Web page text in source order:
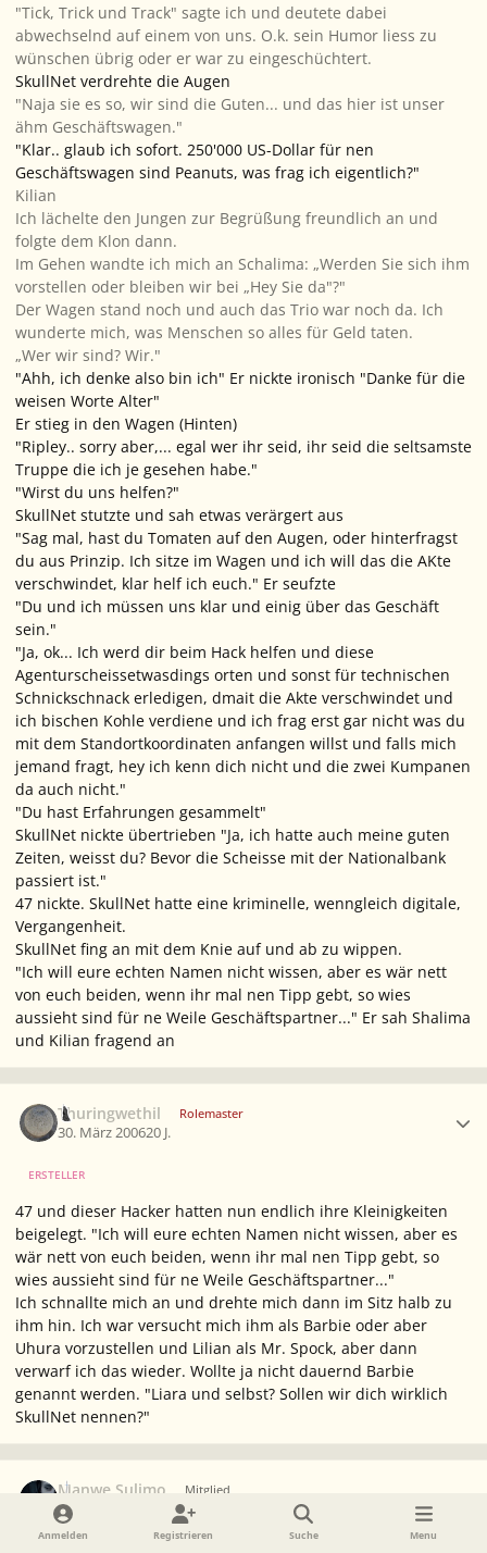
"Tick, Trick und Track" sagte ich und deutete dabei
abwechselnd auf einem von uns. O.k. sein Humor liess zu
wünschen übrig oder er war zu eingeschüchtert.
SkullNet verdrehte die Augen
"Naja sie es so, wir sind die Guten... und das hier ist unser
ähm Geschäftswagen."
"Klar.. glaub ich sofort. 250'000 US-Dollar für nen
Geschäftswagen sind Peanuts, was frag ich eigentlich?"
Kilian
Ich lächelte den Jungen zur Begrüßung freundlich an und
folgte dem Klon dann.
Im Gehen wandte ich mich an Schalima: „Werden Sie sich ihm
vorstellen oder bleiben wir bei „Hey Sie da"?"
Der Wagen stand noch und auch das Trio war noch da. Ich
wunderte mich, was Menschen so alles für Geld taten.
„Wer wir sind? Wir."
"Ahh, ich denke also bin ich" Er nickte ironisch "Danke für die
weisen Worte Alter"
Er stieg in den Wagen (Hinten)
"Ripley.. sorry aber,... egal wer ihr seid, ihr seid die seltsamste
Truppe die ich je gesehen habe."
"Wirst du uns helfen?"
SkullNet stutzte und sah etwas verärgert aus
"Sag mal, hast du Tomaten auf den Augen, oder hinterfragst
du aus Prinzip. Ich sitze im Wagen und ich will das die AKte
verschwindet, klar helf ich euch." Er seufzte
"Du und ich müssen uns klar und einig über das Geschäft
sein."
"Ja, ok... Ich werd dir beim Hack helfen und diese
Agenturscheissetwasdings orten und sonst für technischen
Schnickschnack erledigen, dmait die Akte verschwindet und
ich bischen Kohle verdiene und ich frag erst gar nicht was du
mit dem Standortkoordinaten anfangen willst und falls mich
jemand fragt, hey ich kenn dich nicht und die zwei Kumpanen
da auch nicht."
"Du hast Erfahrungen gesammelt"
SkullNet nickte übertrieben "Ja, ich hatte auch meine guten
Zeiten, weisst du? Bevor die Scheisse mit der Nationalbank
passiert ist."
47 nickte. SkullNet hatte eine kriminelle, wenngleich digitale,
Vergangenheit.
SkullNet fing an mit dem Knie auf und ab zu wippen.
"Ich will eure echten Namen nicht wissen, aber es wär nett
von euch beiden, wenn ihr mal nen Tipp gebt, so wies
aussieht sind für ne Weile Geschäftspartner..." Er sah Shalima
und Kilian fragend an
Thuringwethil Rolemaster
30. März 200620 J.
ERSTELLER
47 und dieser Hacker hatten nun endlich ihre Kleinigkeiten
beigelegt. "Ich will eure echten Namen nicht wissen, aber es
wär nett von euch beiden, wenn ihr mal nen Tipp gebt, so
wies aussieht sind für ne Weile Geschäftspartner..."
Ich schnallte mich an und drehte mich dann im Sitz halb zu
ihm hin. Ich war versucht mich ihm als Barbie oder aber
Uhura vorzustellen und Lilian als Mr. Spock, aber dann
verwarf ich das wieder. Wollte ja nicht dauernd Barbie
genannt werden. "Liara und selbst? Sollen wir dich wirklich
SkullNet nennen?"
Manwe Sulimo Mitglied
31. März 2006
Anmelden Registrieren Suche Menu